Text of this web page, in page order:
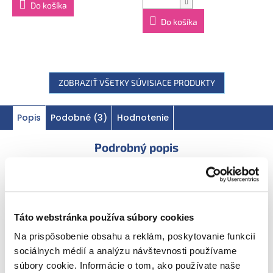
Táto webstránka používa súbory cookies
Na prispôsobenie obsahu a reklám, poskytovanie funkcií
sociálnych médií a analýzu návštevnosti používame
súbory cookie. Informácie o tom, ako používate naše
75406, Paris Cedex.
190 g. Výrobok ekologického poľnohospodárstva.
Krajina pôvodu: Vyrobené vo Francúzsku.
Do košíka
Do košíka
ZOBRAZIŤ VŠETKY SÚVISIACE PRODUKTY
Popis Podobné (3) Hodnotenie
Podrobný popis
planétu
Vyrobené
vo Francúzsku